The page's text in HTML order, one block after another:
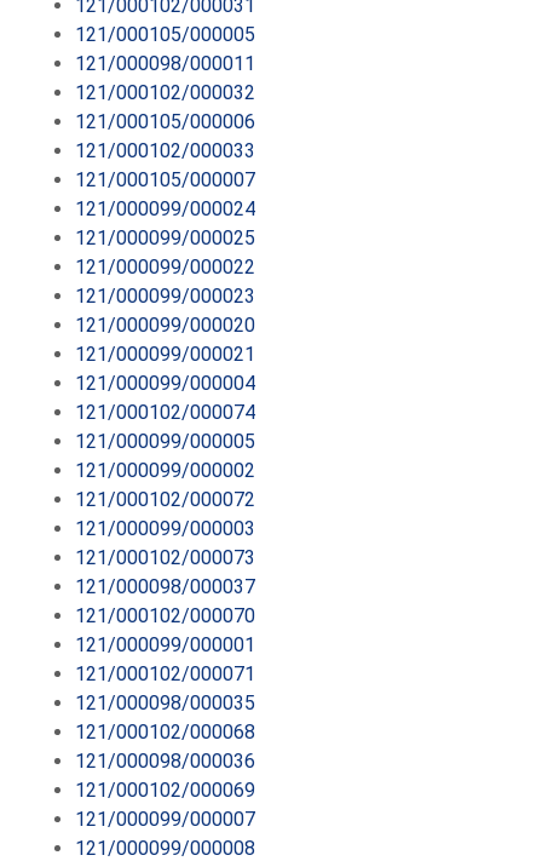
121/000102/000031
121/000105/000005
121/000098/000011
121/000102/000032
121/000105/000006
121/000102/000033
121/000105/000007
121/000099/000024
121/000099/000025
121/000099/000022
121/000099/000023
121/000099/000020
121/000099/000021
121/000099/000004
121/000102/000074
121/000099/000005
121/000099/000002
121/000102/000072
121/000099/000003
121/000102/000073
121/000098/000037
121/000102/000070
121/000099/000001
121/000102/000071
121/000098/000035
121/000102/000068
121/000098/000036
121/000102/000069
121/000099/000007
121/000099/000008